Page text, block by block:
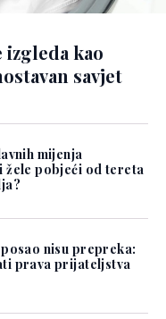
kao
savjet
mijenja
žele pobjeći od tereta
nisu prepreka:
prava prijateljstva